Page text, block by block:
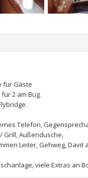
für Gäste
2 am Bug.
Telefon,
Grill, Außendusche,
Leiter, Gehweg, Davit
viele Extras an